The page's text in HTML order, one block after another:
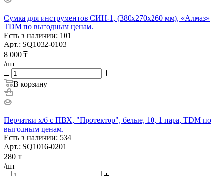
Сумка для инструментов СИН-1, (380х270х260 мм), «Алмаз»
TDM по выгодным ценам.
Есть в наличии: 101
Арт.: SQ1032-0103
8 000 ₸
/шт
В корзину
Перчатки х/б с ПВХ, "Протектор", белые, 10, 1 пара, TDM по
выгодным ценам.
Есть в наличии: 534
Арт.: SQ1016-0201
280 ₸
/шт